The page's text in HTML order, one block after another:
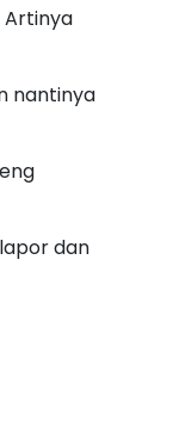
Artinya
nantinya
dan